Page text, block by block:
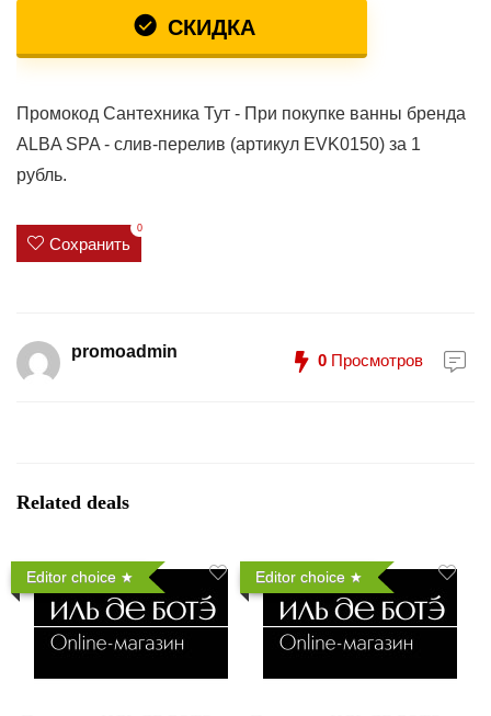
СКИДКА
Промокод Сантехника Тут - При покупке ванны бренда
ALBA SPA - слив-перелив (артикул EVK0150) за 1
рубль.
Сохранить
0
promoadmin 0 Просмотров
Related deals
Editor choice Editor choice